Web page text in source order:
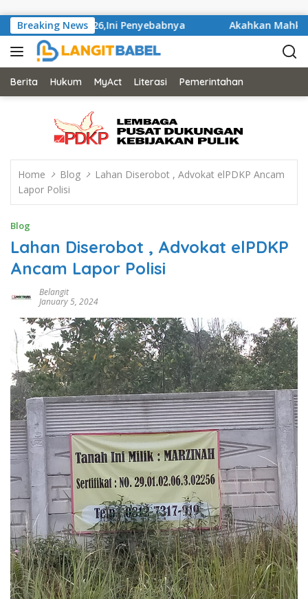
Breaking News
AFF 2026,Ini Penyebabnya Akahkan Mahkamah
Berita Hukum MyAct Literasi Pemerintahan
Home Blog
Lahan Diserobot , Advokat elPDKP Ancam
Lapor Polisi
Blog
Lahan Diserobot , Advokat elPDKP
Ancam Lapor Polisi
Belangit
January 5, 2024